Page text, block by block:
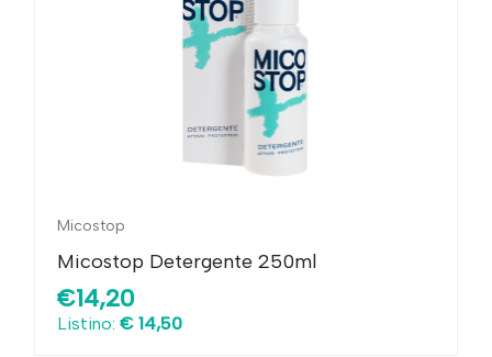
Micostop
Micostop Detergente 250ml
€14,20
Listino: € 14,50